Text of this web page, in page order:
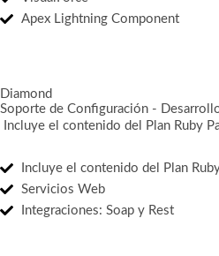
Apex Lightning Component
Diamond
Soporte de Configuración -
Incluye el contenido del Plan Ruby
Incluye el contenido del Plan
Servicios Web
Integraciones: Soap y Rest